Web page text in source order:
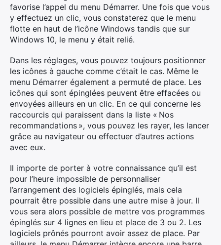
favorise l’appel du menu Démarrer. Une fois que vous
y effectuez un clic, vous constaterez que le menu
flotte en haut de l’icône Windows tandis que sur
Windows 10, le menu y était relié.
Dans les réglages, vous pouvez toujours positionner
les icônes à gauche comme c’était le cas. Même le
menu Démarrer également a permuté de place. Les
icônes qui sont épinglées peuvent être effacées ou
envoyées ailleurs en un clic. En ce qui concerne les
raccourcis qui paraissent dans la liste « Nos
recommandations », vous pouvez les rayer, les lancer
grâce au navigateur ou effectuer d’autres actions
avec eux.
Il importe de porter à votre connaissance qu’il est
pour l’heure impossible de personnaliser
l’arrangement des logiciels épinglés, mais cela
pourrait être possible dans une autre mise à jour. Il
vous sera alors possible de mettre vos programmes
épinglés sur 4 lignes en lieu et place de 3 ou 2. Les
logiciels prônés pourront avoir assez de place. Par
×
Rechercher
: